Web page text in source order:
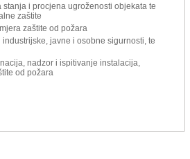
i procjena ugroženosti objekata te
zaštite
zaštite od požara
javne i osobne sigurnosti, te
nadzor i ispitivanje instalacija,
od požara